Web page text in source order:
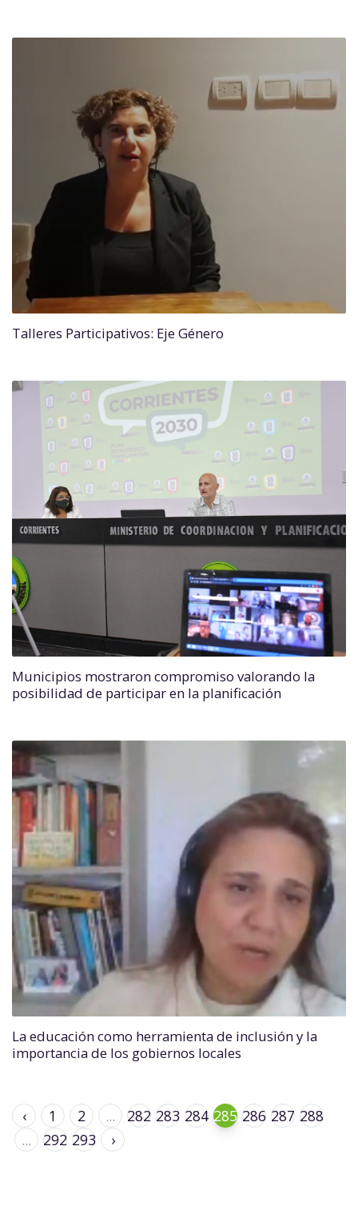
Talleres Participativos: Eje Género
Municipios mostraron compromiso valorando la
posibilidad de participar en la planificación
La educación como herramienta de inclusión y la
importancia de los gobiernos locales
‹ 1 2 ... 282 283 284 285 286 287 288
...
292 293 ›